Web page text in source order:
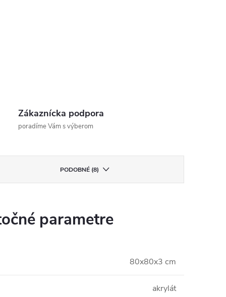
Zákaznícka podpora
poradíme Vám s výberom
PODOBNÉ (8)
parametre
80x80x3 cm
akrylát